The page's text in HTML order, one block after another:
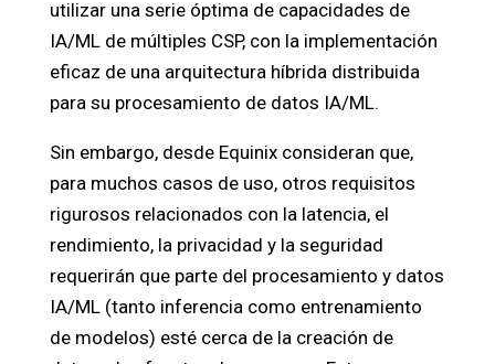
utilizar una serie óptima de capacidades de
IA/ML de múltiples CSP, con la implementación
eficaz de una arquitectura híbrida distribuida
para su procesamiento de datos IA/ML.
Sin embargo, desde Equinix consideran que,
para muchos casos de uso, otros requisitos
rigurosos relacionados con la latencia, el
rendimiento, la privacidad y la seguridad
requerirán que parte del procesamiento y datos
IA/ML (tanto inferencia como entrenamiento
de modelos) esté cerca de la creación de